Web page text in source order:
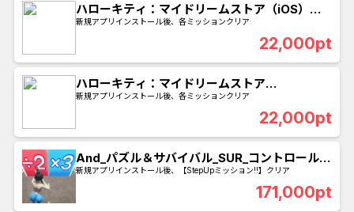
ハローキティ：マイドリームストア（iOS）マ
ルチミッション
新規アプリインストール後、各ミッションクリア
22,000pt
ハローキティ：マイドリームストア
（Android）マルチミッション
新規アプリインストール後、各ミッションクリア
22,000pt
And_パズル＆サバイバル_SUR_コントロールセ
ンターレベル30到達
新規アプリインストール後、【StepUpミッション!!】クリア
171,000pt